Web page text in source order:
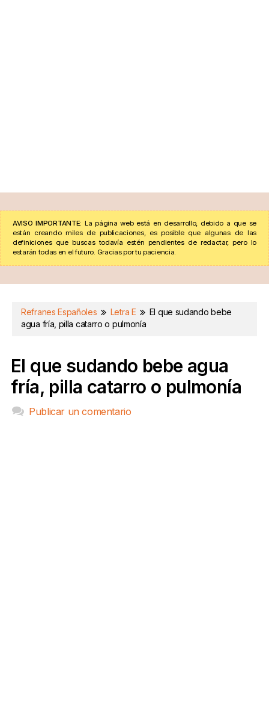
AVISO IMPORTANTE: La página web está en desarrollo, debido a que se
están creando miles de publicaciones, es posible que algunas de las
definiciones que buscas todavía estén pendientes de redactar, pero lo
estarán todas en el futuro. Gracias por tu paciencia.
Refranes Españoles Letra E
El que sudando bebe
agua fría, pilla catarro o pulmonía
El que sudando bebe agua
fría, pilla catarro o pulmonía
Publicar un comentario